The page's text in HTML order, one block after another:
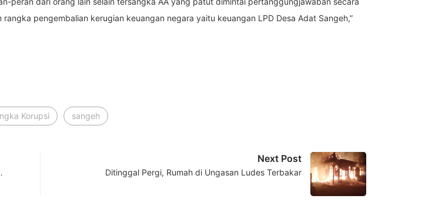
pengembalian kerugian keuangan negara yaitu keuangan LPD Desa Adat Sangeh,”
Korupsi sangeh
Next Post
Ditinggal Pergi, Rumah di Ungasan Ludes Terbakar